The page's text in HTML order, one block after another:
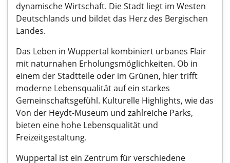
dynamische Wirtschaft. Die Stadt liegt im Westen
Deutschlands und bildet das Herz des Bergischen
Landes.
Das Leben in Wuppertal kombiniert urbanes Flair
mit naturnahen Erholungsmöglichkeiten. Ob in
einem der Stadtteile oder im Grünen, hier trifft
moderne Lebensqualität auf ein starkes
Gemeinschaftsgefühl. Kulturelle Highlights, wie das
Von der Heydt-Museum und zahlreiche Parks,
bieten eine hohe Lebensqualität und
Freizeitgestaltung.
Wuppertal ist ein Zentrum für verschiedene